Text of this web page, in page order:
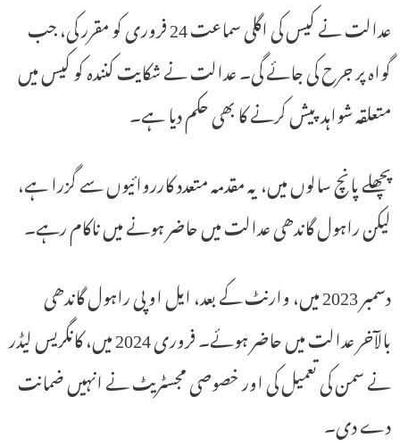
عدالت نے کیس کی اگلی سماعت 24 فروری کو مقرر کی، جب
گواہ پر جرح کی جائے گی۔ عدالت نے شکایت کنندہ کو کیس میں
متعلقہ شواہد پیش کرنے کا بھی حکم دیا ہے۔
پچھلے پانچ سالوں میں، یہ مقدمہ متعدد کارروائیوں سے گزرا ہے،
لیکن راہول گاندھی عدالت میں حاضر ہونے میں ناکام رہے۔
دسمبر 2023 میں، وارنٹ کے بعد، ایل او پی راہول گاندھی
بالآخر عدالت میں حاضر ہوئے۔ فروری 2024 میں، کانگریس لیڈر
نے سمن کی تعمیل کی اور خصوصی مجسٹریٹ نے انہیں ضمانت
دے دی۔